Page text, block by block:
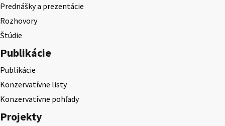
Prednášky a prezentácie
Rozhovory
Štúdie
Publikácie
Publikácie
Konzervatívne listy
Konzervatívne pohľady
Projekty